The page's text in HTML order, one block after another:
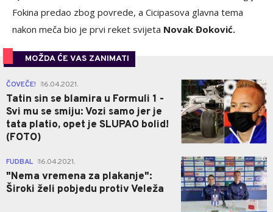
Fokina predao zbog povrede, a Cicipasova glavna tema
nakon meča bio je prvi reket svijeta Novak Đoković.
MOŽDA ĆE VAS ZANIMATI
ČOVEČE! 16.04.2021.
Tatin sin se blamira u Formuli 1 -
Svi mu se smiju: Vozi samo jer je
tata platio, opet je SLUPAO bolid!
(FOTO)
0
FUDBAL 16.04.2021.
"Nema vremena za plakanje":
Široki želi pobjedu protiv Veleža
0